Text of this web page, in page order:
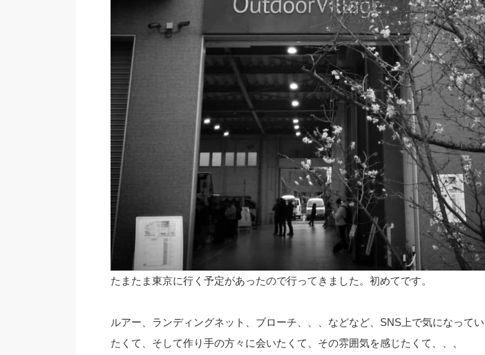
たまたま東京に行く予定があったので行ってきました。初めてです。
ルアー、ランディングネット、ブローチ、、、などなど、SNS上で気になって
たくて、そして作り手の方々に会いたくて、その雰囲気を感じたくて、、、